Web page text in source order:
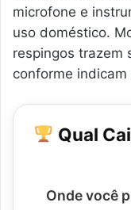
microfone e
uso doméstico.
respingos trazem
conforme
Qual
Onde você